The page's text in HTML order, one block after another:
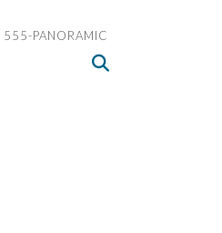
555-PANORAMIC